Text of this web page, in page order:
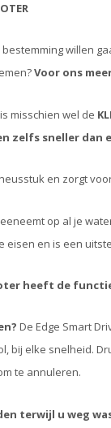
willen
Voor ons
misschien wel de
sneller dan
en zorgt
op al je
eisen en is een
heeft de
De Edge Smart
bij elke snelheid.
te annuleren.
terwijl u weg